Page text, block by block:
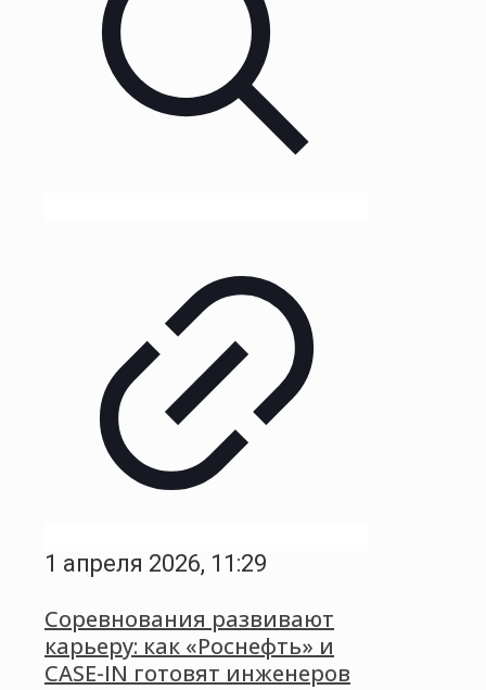
1 апреля 2026, 11:29
Соревнования развивают
карьеру: как «Роснефть» и
CASE-IN готовят инженеров